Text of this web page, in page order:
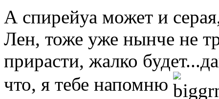
А спирейуа может и
Лен, тоже уже нынче не
прирасти, жалко
что, я тебе напомню